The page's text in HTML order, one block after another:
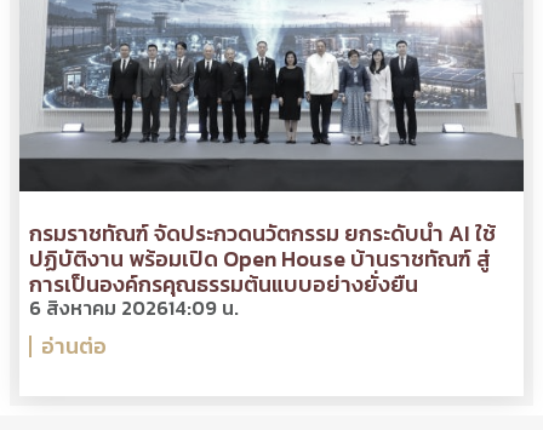
กรมราชทัณฑ์ จัดประกวดนวัตกรรม ยกระดับนำ AI ใช้
ปฏิบัติงาน พร้อมเปิด Open House บ้านราชทัณฑ์ สู่
การเป็นองค์กรคุณธรรมต้นแบบอย่างยั่งยืน
6 สิงหาคม 202614:09 น.
อ่านต่อ